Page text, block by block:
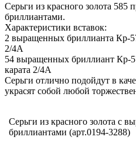
Серьги из красного золота
бриллиантами.
Характеристики вставок:
2 выращенных бриллианта Кр-
2/4А
54 выращенных бриллиант Кр-
карата 2/4А
Серьги отлично подойдут в
украсят собой любой
Серьги из красного золота с
бриллиантами (арт.0194-3288)